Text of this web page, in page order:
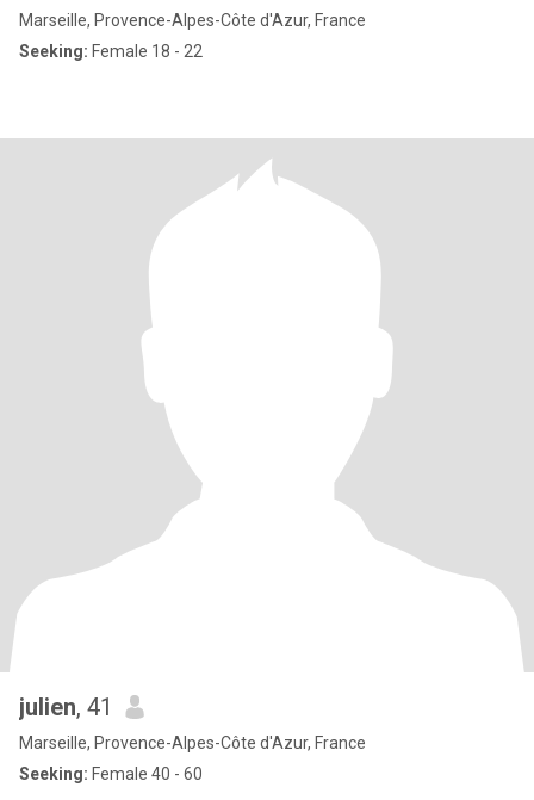
Marseille, Provence-Alpes-Côte d'Azur, France
Seeking: Female 18 - 22
julien, 41
Marseille, Provence-Alpes-Côte d'Azur, France
Seeking: Female 40 - 60